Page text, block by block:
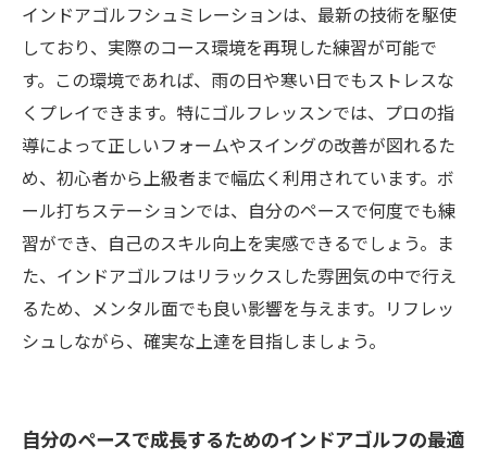
インドアゴルフシュミレーションは、最新の技術を駆使
しており、実際のコース環境を再現した練習が可能で
す。この環境であれば、雨の日や寒い日でもストレスな
くプレイできます。特にゴルフレッスンでは、プロの指
導によって正しいフォームやスイングの改善が図れるた
め、初心者から上級者まで幅広く利用されています。ボ
ール打ちステーションでは、自分のペースで何度でも練
習ができ、自己のスキル向上を実感できるでしょう。ま
た、インドアゴルフはリラックスした雰囲気の中で行え
るため、メンタル面でも良い影響を与えます。リフレッ
シュしながら、確実な上達を目指しましょう。
自分のペースで成長するためのインドアゴルフの最適